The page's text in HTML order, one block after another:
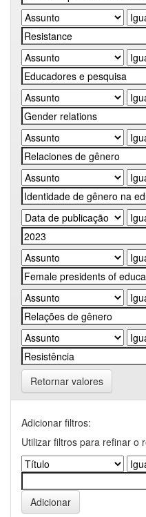
Retornar valores
Adicionar filtros:
Utilizar filtros para refinar o